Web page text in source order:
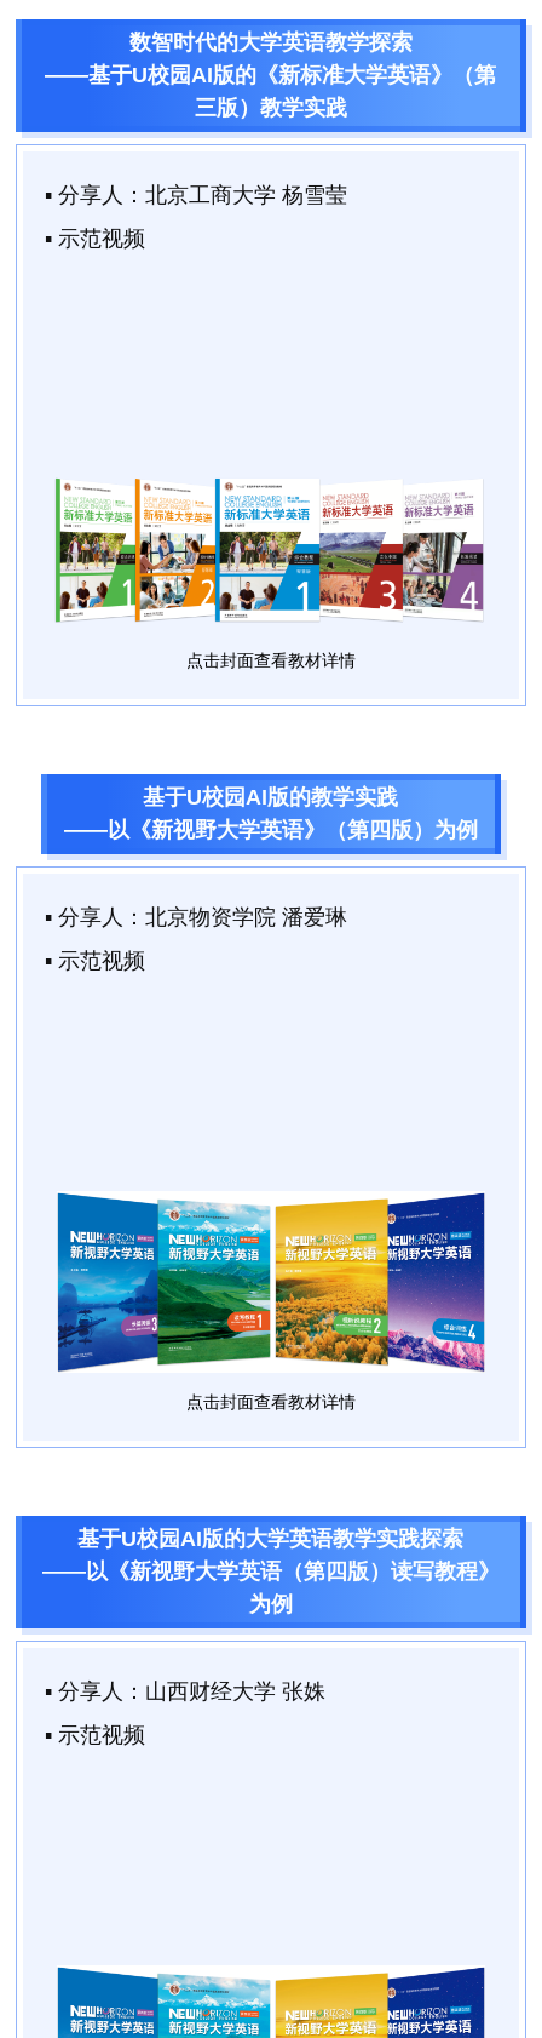
数智时代的大学英语教学探索
——基于U校园AI版的《新标准大学英语》（第
三版）教学实践
▪ 分享人：北京工商大学 杨雪莹
▪ 示范视频
点击封面查看教材详情
基于U校园AI版的教学实践
——以《新视野大学英语》（第四版）为例
▪ 分享人：北京物资学院 潘爱琳
▪ 示范视频
点击封面查看教材详情
基于U校园AI版的大学英语教学实践探索
——以《新视野大学英语（第四版）读写教程》
为例
▪ 分享人： 山西财经大学 张姝
▪ 示范视频